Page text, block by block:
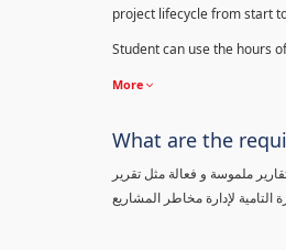
project lifecycle from start
Student can use the hours
More
What are the
ملموسة و فعالة مثل تقرير